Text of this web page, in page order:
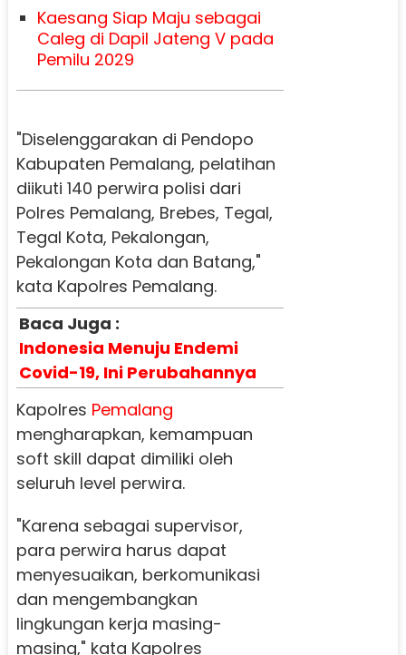
Kaesang Siap Maju sebagai
Caleg di Dapil Jateng V pada
Pemilu 2029
"Diselenggarakan di Pendopo
Kabupaten Pemalang, pelatihan
diikuti 140 perwira polisi dari
Polres Pemalang, Brebes, Tegal,
Tegal Kota, Pekalongan,
Pekalongan Kota dan Batang,"
kata Kapolres Pemalang.
Baca Juga :
Indonesia Menuju Endemi
Covid-19, Ini Perubahannya
Kapolres Pemalang
mengharapkan, kemampuan
soft skill dapat dimiliki oleh
seluruh level perwira.
"Karena sebagai supervisor,
para perwira harus dapat
menyesuaikan, berkomunikasi
dan mengembangkan
lingkungan kerja masing-
masing," kata Kapolres